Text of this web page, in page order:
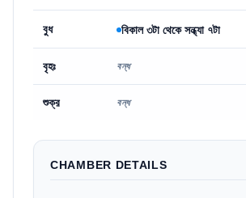
বুধ বিকাল ৩টা থেকে সন্ধ্যা ৭টা
বৃহঃ বন্ধ
শুক্র বন্ধ
CHAMBER DETAILS